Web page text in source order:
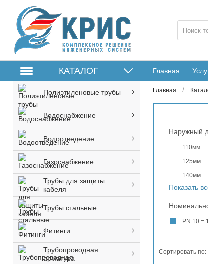
КАТАЛОГ
Полиэтиленовые трубы
Водоснабжение
Водоотведение
Газоснабжение
Трубы для защиты
кабеля
Трубы стальные
Фитинги
Трубопроводная
арматура
Главная
Главная /
Сортировать по:
Наружный
110мм.
125мм.
140мм.
Показать
PN 10 =